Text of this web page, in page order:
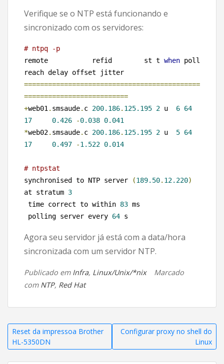
Verifique se o NTP está funcionando e
sincronizado com os servidores:
# ntpq -p
remote           refid        st t when poll
============================================
==========================
+web01 . smsaude. c 200.186. 125.195 2 u 6 64
17
0.426 -0.038 0.041
*web02. smsaude. c 200.186. 125.195 2 u 5 64
17
0.497 -1.522 0.014
# ntpstat
synchronised to NTP server
(189.50. 12.220)
at stratum 3
time correct to within 83 ms
polling server every 64 s
Agora seu servidor já está com a data/hora
sincronizada com um servidor NTP.
Publicado em Infra, Linux/Unix/*nix
Marcado
com NTP, Red Hat
Navegação
de
Reset da impressoa Brother
HL-5350DN
Configurar proxy no shell do
Linux